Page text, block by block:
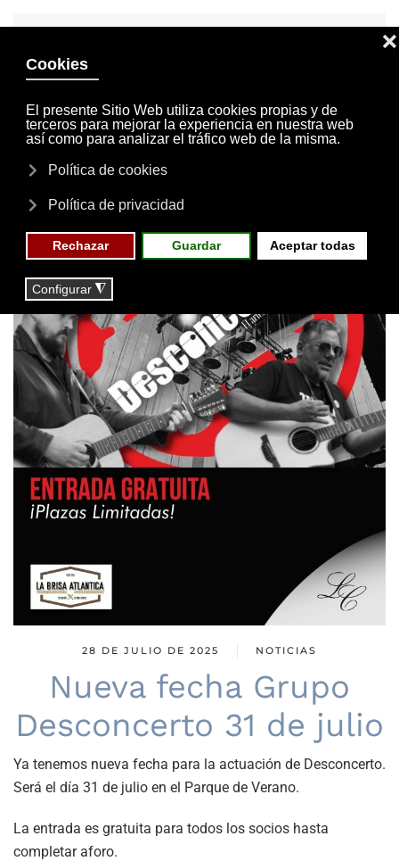
INVITACIONES
MI CUENTA
28 DE JULIO DE 2025 NOTICIAS
Nueva fecha Grupo
Desconcerto 31 de julio
Ya tenemos nueva fecha para la actuación de Desconcerto.
Será el día 31 de julio en el Parque de Verano.
La entrada es gratuita para todos los socios hasta
completar aforo.